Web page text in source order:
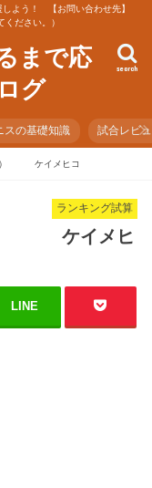
よう！ 【お問い合わせ先】
ださい。）
まで応
グ
search
スの基礎知識 試合レビ
付） ケイメヒコ
ランキング試算
） ケイメヒ
LINE